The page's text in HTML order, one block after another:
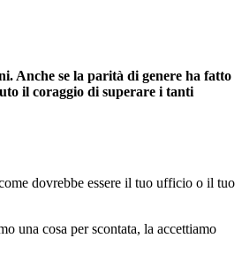
Anche se la parità di genere ha fatto
il coraggio di superare i tanti
dovrebbe essere il tuo ufficio o il tuo
una cosa per scontata, la accettiamo